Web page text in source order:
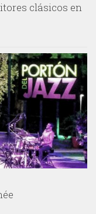
clásicos en